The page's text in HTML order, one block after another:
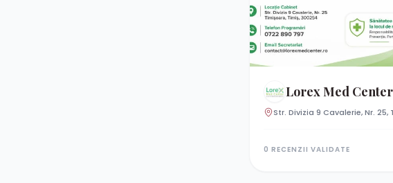
Lorex Med Center | Centru
Str. Divizia 9 Cavalerie, Nr.
0 RECENZII VALIDATE